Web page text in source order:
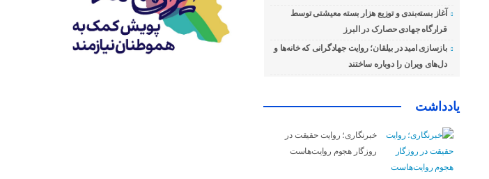
آغاز بسته‌بندی و توزیع هزار بسته معیشتی توسط
قرارگاه جهادی حصارک در البرز
بازسازی امید در بیلقان؛ روایت جهادگرانی که خانه‌ها و
دل‌های ویران را دوباره ساختند
یادداشت
خبرنگاری؛ روایت حقیقت در
روزگار هجوم روایت‌هاست